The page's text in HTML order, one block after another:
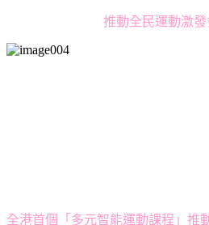
推動全民運動激
全港首個「多元智能運動課程」推